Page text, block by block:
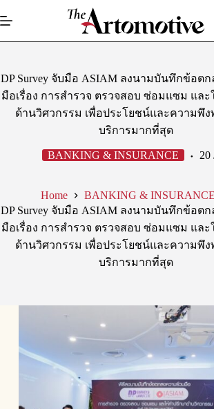
to
DP Survey จับมือ ASIAM ลงนามบันทึกข้อต
มือเรื่อง การสำรวจ ตรวจสอบ ซ่อมแซม แล
ด้านวิศวกรรม เพื่อประโยชน์และความพึง
บริการมากที่สุด
BANKING & INSURANCE 20
Home
BANKING & INSURANCE
DP Survey จับมือ ASIAM ลงนามบันทึกข้อต
มือเรื่อง การสำรวจ ตรวจสอบ ซ่อมแซม แล
ด้านวิศวกรรม เพื่อประโยชน์และความพึง
บริการมากที่สุด